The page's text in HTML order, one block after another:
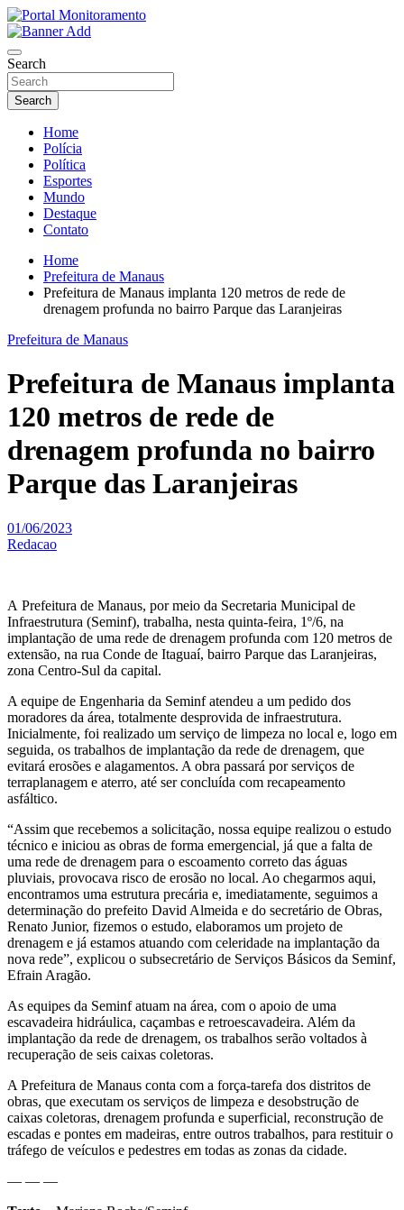
Skip
to
content
Portal Monitoramento
Search
Search
Home
Polícia
Política
Esportes
Mundo
Destaque
Contato
Home
Prefeitura de Manaus
Prefeitura de Manaus implanta 120 metros de rede de
drenagem profunda no bairro Parque das Laranjeiras
Prefeitura de Manaus
Prefeitura de Manaus implanta
120 metros de rede de
drenagem profunda no bairro
Parque das Laranjeiras
01/06/2023
Redacao
A Prefeitura de Manaus, por meio da Secretaria Municipal de
Infraestrutura (Seminf), trabalha, nesta quinta-feira, 1º/6, na
implantação de uma rede de drenagem profunda com 120 metros de
extensão, na rua Conde de Itaguaí, bairro Parque das Laranjeiras,
zona Centro-Sul da capital.
A equipe de Engenharia da Seminf atendeu a um pedido dos
moradores da área, totalmente desprovida de infraestrutura.
Inicialmente, foi realizado um serviço de limpeza no local e, logo em
seguida, os trabalhos de implantação da rede de drenagem, que
evitará erosões e alagamentos. A obra passará por serviços de
terraplanagem e aterro, até ser concluída com recapeamento
asfáltico.
“Assim que recebemos a solicitação, nossa equipe realizou o estudo
técnico e iniciou as obras de forma emergencial, já que a falta de
uma rede de drenagem para o escoamento correto das águas
pluviais, provocava risco de erosão no local. Ao chegarmos aqui,
encontramos uma estrutura precária e, imediatamente, seguimos a
determinação do prefeito David Almeida e do secretário de Obras,
Renato Junior, fizemos o estudo, elaboramos um projeto de
drenagem e já estamos atuando com celeridade na implantação da
nova rede”, explicou o subsecretário de Serviços Básicos da Seminf,
Efrain Aragão.
As equipes da Seminf atuam na área, com o apoio de uma
escavadeira hidráulica, caçambas e retroescavadeira. Além da
implantação da rede de drenagem, os trabalhos serão voltados à
recuperação de seis caixas coletoras.
A Prefeitura de Manaus conta com a força-tarefa dos distritos de
obras, que executam os serviços de limpeza e desobstrução de
caixas coletoras, drenagem profunda e superficial, reconstrução de
escadas e pontes em madeiras, entre outros trabalhos, para restituir o
tráfego de veículos e pedestres em todas as zonas da cidade.
— — —